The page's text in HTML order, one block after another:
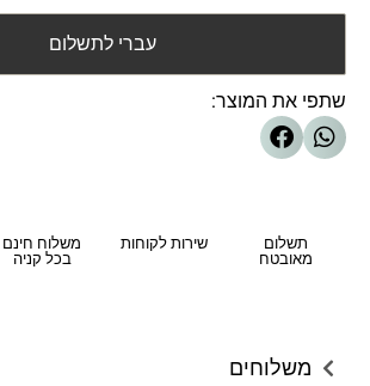
עברי לתשלום
שתפי את המוצר:
תשלום
מאובטח
שירות לקוחות משלוח חינם
בכל קניה
משלוחים